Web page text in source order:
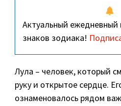
Актуальный ежедневный
знаков зодиака!
Лула – человек, который
руку и открытое сердце.
ознаменовалось рядом